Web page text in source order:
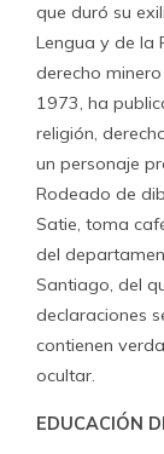
que duró su
Lengua y de la
derecho
1973, ha
religión,
un personaje
Rodeado de
Satie, toma
del
Santiago, del
declaraciones
contienen
ocultar.
EDUCACIÓN